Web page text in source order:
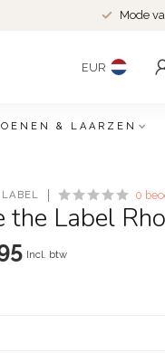
Mode
EUR
& LAARZEN
0
the Label
Incl. btw